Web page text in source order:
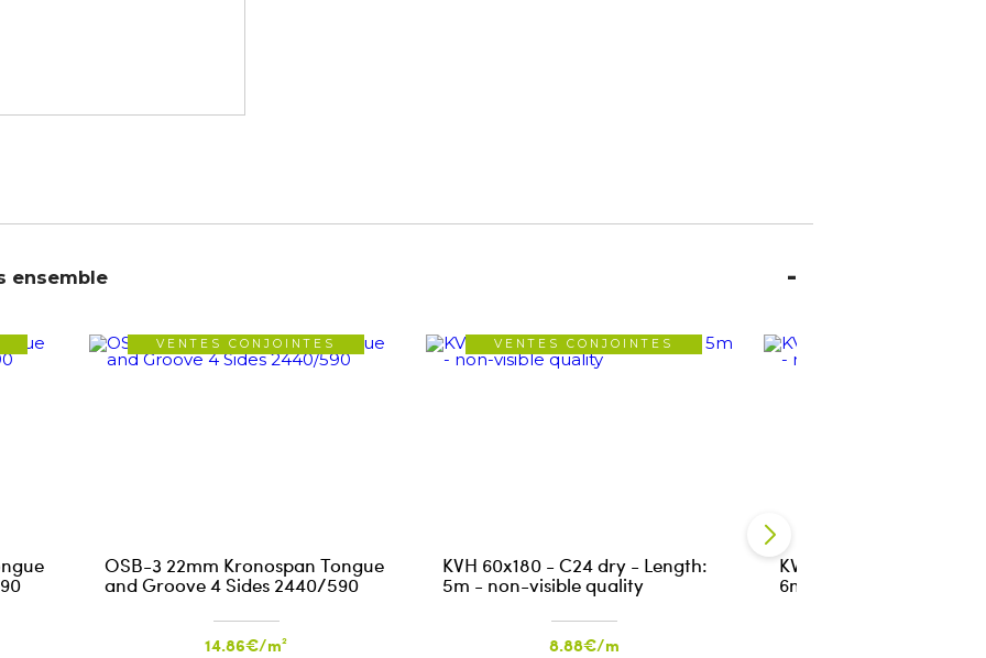
ensemble
VENTES CONJOINTES
OSB-3 22mm Kronospan Tongue
and Groove 4 Sides 2440/590
14.86€/m²
VENTES CONJOINTES
KVH 60x180 - C24 dry - Length:
5m - non-visible quality
8.88€/m
KVH 60x180 - C24 dry -
6m - non-visible quality